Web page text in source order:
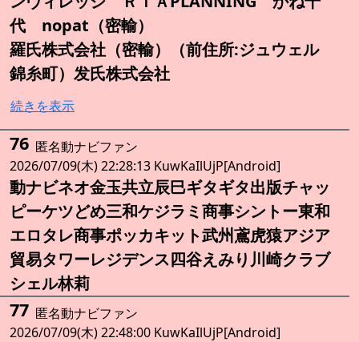
代 nopat（密輸）
羅氏株式会社（密輸）（前住所:ジュウェル
錦糸町）发氏株式会社
続きを表示
76 匿名動ナビファン
2026/07/09(木) 22:28:13 KuwKaIlUjP[Android]
動ナビネオ金玉共立辰巳ギタギタ出版チャッ
ピーケツどめ三和ケジラミ商事シントー東和
エロタレ商事ポッカキット武州鳶虎猿アジア
貿易タワーレジデンス四谷えみり川崎クラブ
シェル林莉
77 匿名動ナビファン
2026/07/09(木) 22:48:00 KuwKaIlUjP[Android]